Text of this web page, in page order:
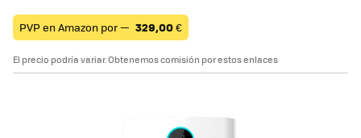
PVP en Amazon por — 329,00€
El precio podría variar. Obtenemos comisión por estos enlaces